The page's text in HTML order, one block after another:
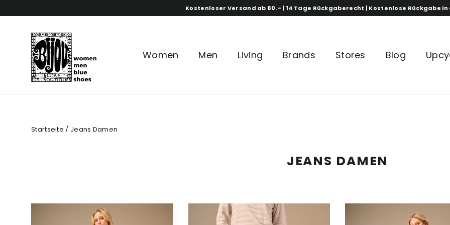
Kostenloser Versand ab 80.– | 14 Tage Rückgaberecht | Kostenlose Rückgabe
Women Men Living Brands Stores Blog
Startseite / Jeans Damen
JEANS DAMEN